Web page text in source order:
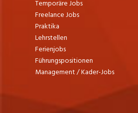
Temporäre Jobs
Freelance Jobs
Praktika
Lehrstellen
Ferienjobs
Führungspositionen
Management / Kader-Jobs